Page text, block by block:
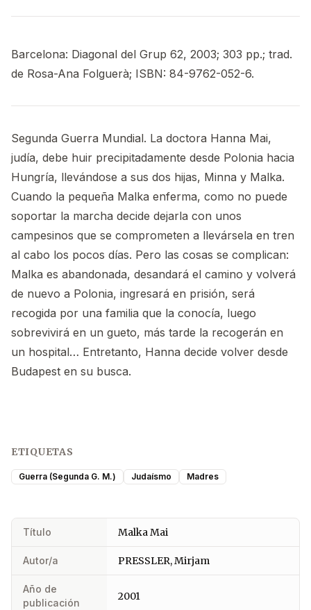
Barcelona: Diagonal del Grup 62, 2003; 303 pp.; trad.
de Rosa-Ana Folguerà; ISBN: 84-9762-052-6.
Segunda Guerra Mundial. La doctora Hanna Mai,
judía, debe huir precipitadamente desde Polonia hacia
Hungría, llevándose a sus dos hijas, Minna y Malka.
Cuando la pequeña Malka enferma, como no puede
soportar la marcha decide dejarla con unos
campesinos que se comprometen a llevársela en tren
al cabo los pocos días. Pero las cosas se complican:
Malka es abandonada, desandará el camino y volverá
de nuevo a Polonia, ingresará en prisión, será
recogida por una familia que la conocía, luego
sobrevivirá en un gueto, más tarde la recogerán en
un hospital… Entretanto, Hanna decide volver desde
Budapest en su busca.
ETIQUETAS
Guerra (Segunda G. M.) Judaísmo Madres
Título Malka Mai
Autor/a PRESSLER, Mirjam
Año de
publicación
2001